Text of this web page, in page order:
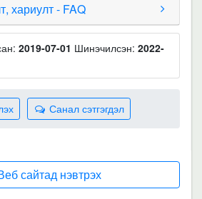
хариулт - FAQ
2019-07-01 Шинэчилсэн: 2022-
Санал сэтгэгдэл
сайтад нэвтрэх